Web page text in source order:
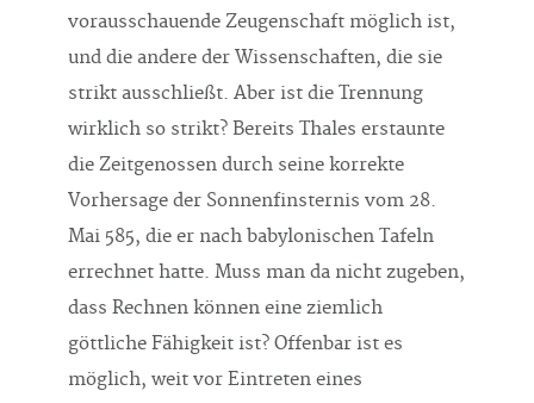
vorausschauende Zeugenschaft möglich ist,
und die andere der Wissenschaften, die sie
strikt ausschließt. Aber ist die Trennung
wirklich so strikt? Bereits Thales erstaunte
die Zeitgenossen durch seine korrekte
Vorhersage der Sonnenfinsternis vom 28.
Mai 585, die er nach babylonischen Tafeln
errechnet hatte. Muss man da nicht zugeben,
dass Rechnen können eine ziemlich
göttliche Fähigkeit ist? Offenbar ist es
möglich, weit vor Eintreten eines